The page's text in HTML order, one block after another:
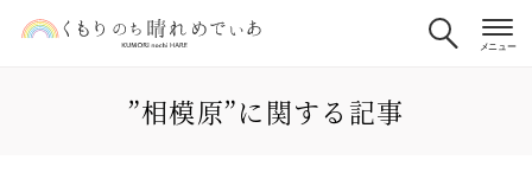
”相模原”に関する記事